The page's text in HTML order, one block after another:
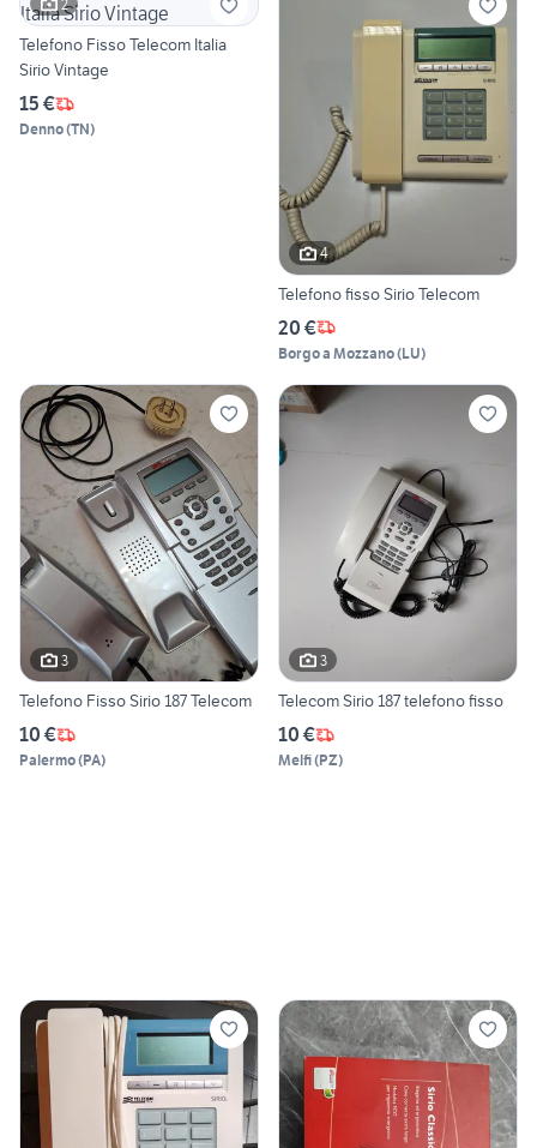
2
Telefono Fisso Telecom Italia
Sirio Vintage
15 €
Denno(TN)
4
Telefono fisso Sirio Telecom
20 €
Borgo a Mozzano(LU)
3
Telefono Fisso Sirio 187 Telecom
10 €
Palermo(PA)
3
Telecom Sirio 187 telefono fisso
10 €
Melfi(PZ)